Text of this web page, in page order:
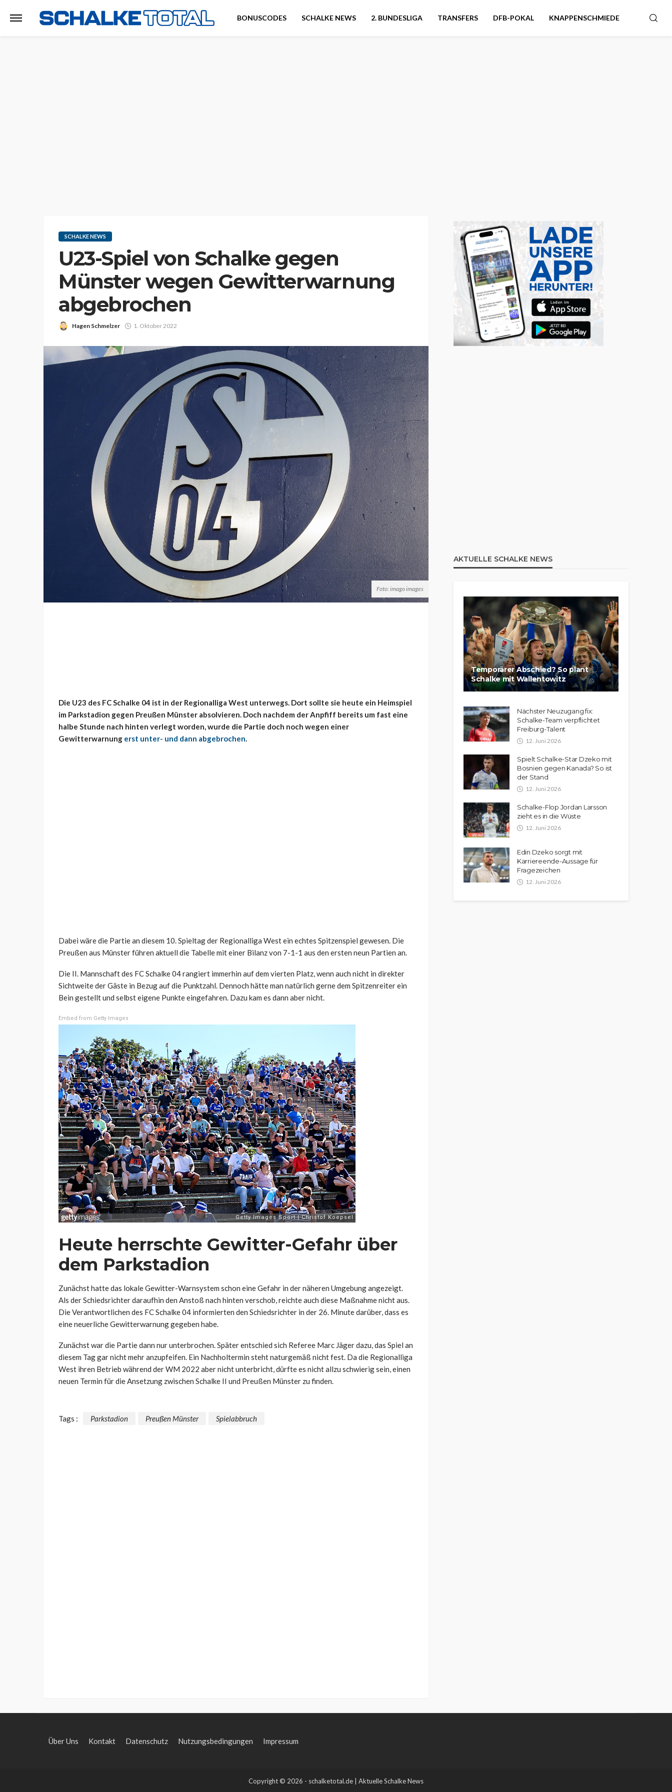
BONUSCODES SCHALKE NEWS 2. BUNDESLIGA TRANSFERS DFB-POKAL KNAPPENSCHMIEDE
SCHALKE NEWS
U23-Spiel von Schalke gegen
Münster wegen Gewitterwarnung
abgebrochen
Hagen Schmelzer 1. Oktober 2022
Foto: imago images
Die U23 des FC Schalke 04 ist in der Regionalliga West unterwegs. Dort sollte sie heute ein Heimspiel
im Parkstadion gegen Preußen Münster absolvieren. Doch nachdem der Anpfiff bereits um fast eine
halbe Stunde nach hinten verlegt worden, wurde die Partie doch noch wegen einer
Gewitterwarnung erst unter- und dann abgebrochen.
Dabei wäre die Partie an diesem 10. Spieltag der Regionalliga West ein echtes Spitzenspiel gewesen. Die
Preußen aus Münster führen aktuell die Tabelle mit einer Bilanz von 7-1-1 aus den ersten neun Partien an.
Die II. Mannschaft des FC Schalke 04 rangiert immerhin auf dem vierten Platz, wenn auch nicht in direkter
Sichtweite der Gäste in Bezug auf die Punktzahl. Dennoch hätte man natürlich gerne dem Spitzenreiter ein
Bein gestellt und selbst eigene Punkte eingefahren. Dazu kam es dann aber nicht.
Embed from Getty Images
Heute herrschte Gewitter-Gefahr über
dem Parkstadion
Zunächst hatte das lokale Gewitter-Warnsystem schon eine Gefahr in der näheren Umgebung angezeigt.
Als der Schiedsrichter daraufhin den Anstoß nach hinten verschob, reichte auch diese Maßnahme nicht aus.
Die Verantwortlichen des FC Schalke 04 informierten den Schiedsrichter in der 26. Minute darüber, dass es
eine neuerliche Gewitterwarnung gegeben habe.
Zunächst war die Partie dann nur unterbrochen. Später entschied sich Referee Marc Jäger dazu, das Spiel an
diesem Tag gar nicht mehr anzupfeifen. Ein Nachholtermin steht naturgemäß nicht fest. Da die Regionalliga
West ihren Betrieb während der WM 2022 aber nicht unterbricht, dürfte es nicht allzu schwierig sein, einen
neuen Termin für die Ansetzung zwischen Schalke II und Preußen Münster zu finden.
Tags : Parkstadion Preußen Münster Spielabbruch
AKTUELLE SCHALKE NEWS
Temporärer Abschied? So plant
Schalke mit Wallentowitz
Nächster Neuzugang fix:
Schalke-Team verpflichtet
Freiburg-Talent
12. Juni 2026
Spielt Schalke-Star Dzeko mit
Bosnien gegen Kanada? So ist
der Stand
12. Juni 2026
Schalke-Flop Jordan Larsson
zieht es in die Wüste
12. Juni 2026
Edin Dzeko sorgt mit
Karriereende-Aussage für
Fragezeichen
12. Juni 2026
Über Uns Kontakt Datenschutz Nutzungsbedingungen Impressum
Copyright © 2026 - schalketotal.de | Aktuelle Schalke News